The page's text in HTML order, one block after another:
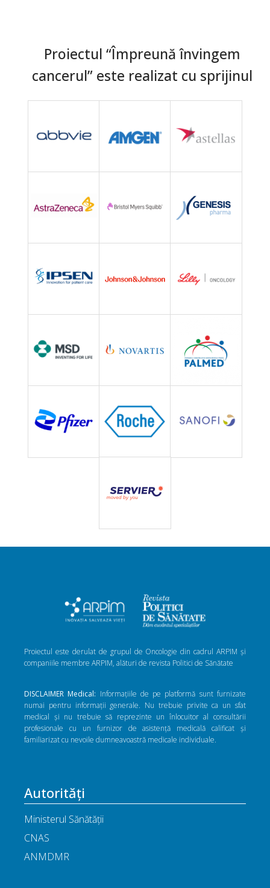
Proiectul “Împreună învingem
cancerul” este realizat cu sprijinul
Proiectul este derulat de grupul de Oncologie din cadrul ARPIM și
companiile membre ARPIM, alături de revista Politici de Sănătate
DISCLAIMER Medical: Informațiile de pe platformă sunt furnizate
numai pentru informații generale. Nu trebuie privite ca un sfat
medical și nu trebuie să reprezinte un înlocuitor al consultării
profesionale cu un furnizor de asistență medicală calificat și
familiarizat cu nevoile dumneavoastră medicale individuale.
Autorități
Ministerul Sănătății
CNAS
ANMDMR